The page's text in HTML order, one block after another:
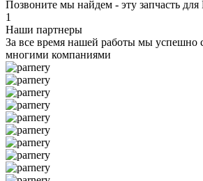
Позвоните мы найдем - эту запчасть для
1
Наши партнеры
За все время нашей работы мы успешно
многими компаниями